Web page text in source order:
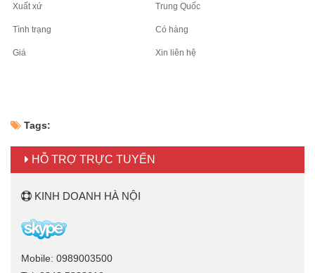
Xuất xứ Trung Quốc
Tình trạng Có hàng
Giá Xin liên hệ
Tags:
HỖ TRỢ TRỰC TUYẾN
KINH DOANH HÀ NỘI
Mobile: 0989003500